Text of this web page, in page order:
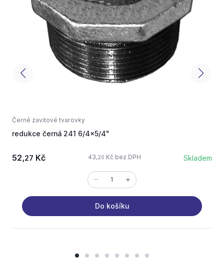
Černé zavitové tvarovky
redukce černá 241 6/4x5/4"
52,27 Kč 43,20 Kč bez DPH Skladem
Do košíku